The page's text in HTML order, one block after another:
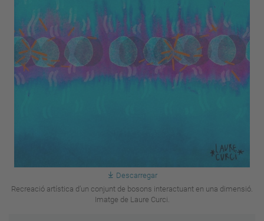
Descarregar
Recreació artística d’un conjunt de bosons interactuant en una dimensió.
Imatge de Laure Curci.